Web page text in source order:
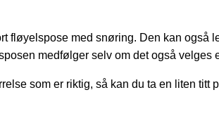
fløyelspose med snøring. Den kan
medfølger selv om det også velges
som er riktig, så kan du ta en liten titt